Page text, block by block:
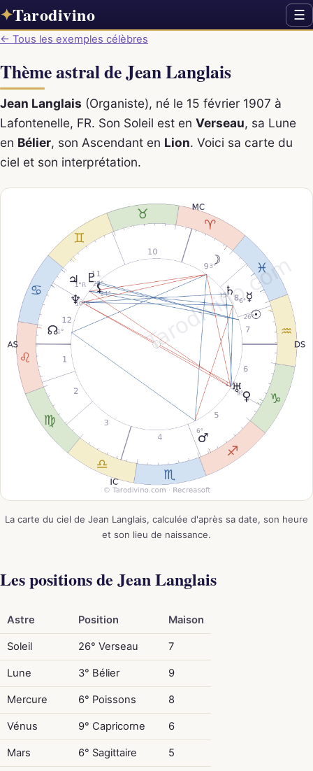
✦Tarodivino ☰
← Tous les exemples célèbres
Thème astral de Jean Langlais
Jean Langlais (Organiste), né le 15 février 1907 à
Lafontenelle, FR. Son Soleil est en Verseau, sa Lune
en Bélier, son Ascendant en Lion. Voici sa carte du
ciel et son interprétation.
La carte du ciel de Jean Langlais, calculée d'après sa date, son heure
et son lieu de naissance.
Les positions de Jean Langlais
Astre Position Maison
Soleil 26° Verseau 7
Lune 3° Bélier 9
Mercure 6° Poissons 8
Vénus 9° Capricorne 6
Mars 6° Sagittaire 5